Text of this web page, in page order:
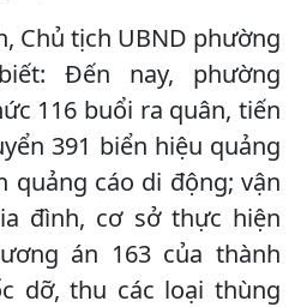
Chủ tịch UBND phường
Đến nay, phường
116 buổi ra quân, tiến
391 biển hiệu quảng
quảng cáo di động; vận
đình, cơ sở thực hiện
án 163 của thành
dỡ, thu các loại thùng